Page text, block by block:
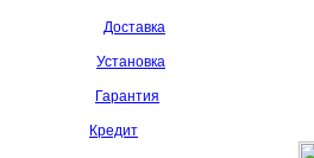
Доставка
Установка
Гарантия
Кредит